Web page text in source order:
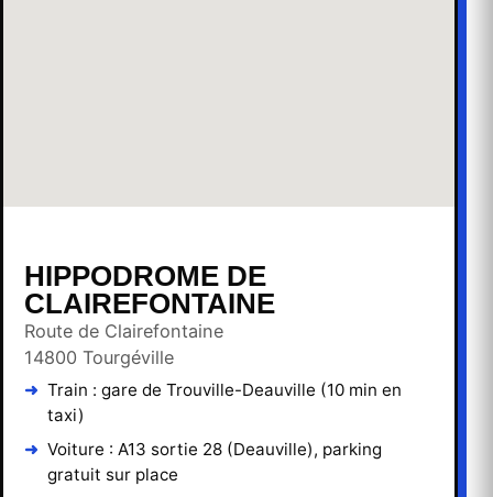
HIPPODROME DE
CLAIREFONTAINE
Route de Clairefontaine
14800 Tourgéville
Train : gare de Trouville-Deauville (10 min en
taxi)
Voiture : A13 sortie 28 (Deauville), parking
gratuit sur place